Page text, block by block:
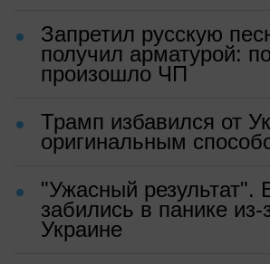
Запретил русскую
получил арматурой:
произошло ЧП
Трамп избавился от
оригинальным
"Ужасный
забились в панике
Украине